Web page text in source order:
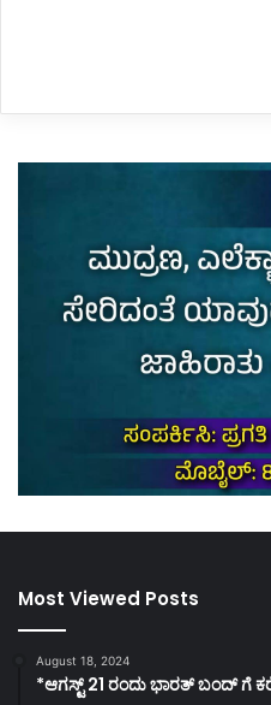
Most Viewed Posts
August 18, 2024
*ಆಗಸ್ಟ್ 21 ರಂದು ಭಾರತ್‌ ಬಂದ್‌ ಗೆ